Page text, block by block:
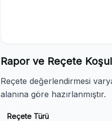
Rapor ve Reçete
Reçete değerlendirmesi
alanına göre hazırlanmıştır.
Reçete Türü